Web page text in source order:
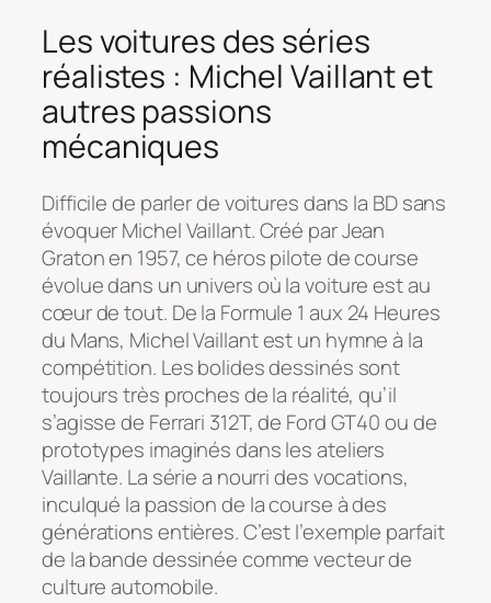
Les voitures des séries
réalistes : Michel Vaillant et
autres passions
mécaniques
Difficile de parler de voitures dans la BD sans
évoquerMichel Vaillant. Créé par Jean
Graton en 1957, ce héros pilote de course
évolue dans un univers où la voiture est au
cœur de tout. De la Formule 1 aux 24 Heures
du Mans, Michel Vaillantest un hymne à la
compétition. Les bolides dessinés sont
toujours très proches de la réalité, qu’il
s’agisse de Ferrari 312T, de Ford GT40 ou de
prototypes imaginés dans les ateliers
Vaillante. La série a nourri des vocations,
inculqué la passion de la course à des
générations entières. C’est l’exemple parfait
de la bande dessinée comme vecteur de
culture automobile.